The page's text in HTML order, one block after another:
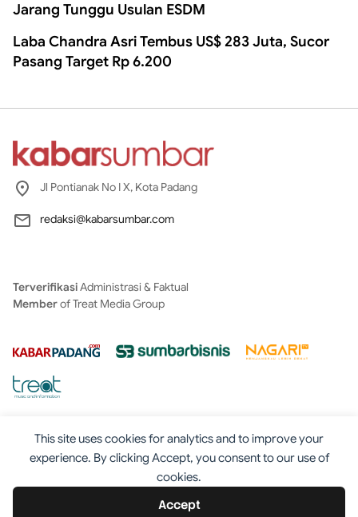
This site uses cookies for analytics and to improve your
experience. By clicking Accept, you consent to our use of
cookies.
Accept
Jarang Tunggu Usulan ESDM
Laba Chandra Asri Tembus US$ 283 Juta, Sucor
Pasang Target Rp 6.200
Jl Pontianak No I X, Kota Padang
redaksi@kabarsumbar.com
TerverifikasiAdministrasi & Faktual
Memberof Treat Media Group
Tentang Redaksi Kontak Disclaimer
Iklan